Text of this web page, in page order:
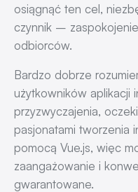
osiągnąć ten cel,
czynnik –
odbiorców.
Bardzo dobrze
użytkowników
przyzwyczajenia,
pasjonatami tworzenia
pomocą Vue.js, więc
zaangażowanie i
gwarantowane.